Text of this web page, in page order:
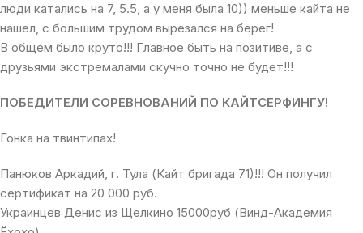
люди катались на 7, 5.5, а у меня была 10)) меньше кайта не
нашел, с большим трудом вырезался на берег!
В общем было круто!!! Главное быть на позитиве, а с
друзьями экстремалами скучно точно не будет!!!
ПОБЕДИТЕЛИ СОРЕВНОВАНИЙ ПО КАЙТСЕРФИНГУ!
Гонка на твинтипах!
Панюков Аркадий, г. Тула (Кайт бригада 71)!!! Он получил
сертификат на 20 000 руб.
Украинцев Денис из Щелкино 15000руб (Винд-Академия